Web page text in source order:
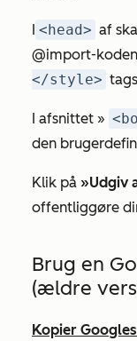
I <head> af
@import-
</style>
I afsnittet »
den
Klik på »Udgiv
offentliggøre
Brug en
(ældre
Kopier